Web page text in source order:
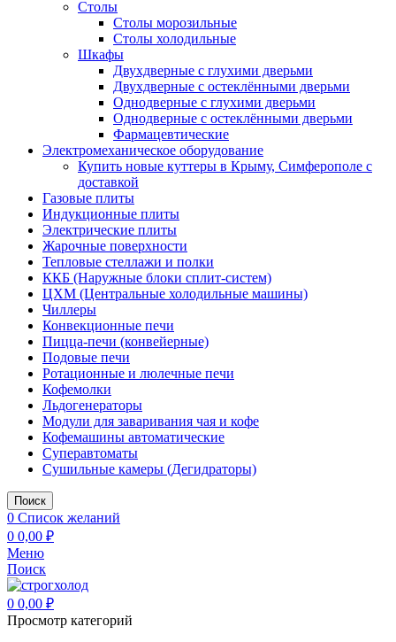
Столы
Столы морозильные
Столы холодильные
Шкафы
Двухдверные с глухими дверьми
Двухдверные с остеклёнными дверьми
Однодверные с глухими дверьми
Однодверные с остеклёнными дверьми
Фармацевтические
Электромеханическое оборудование
Купить новые куттеры в Крыму, Симферополе с
доставкой
Газовые плиты
Индукционные плиты
Электрические плиты
Жарочные поверхности
Тепловые стеллажи и полки
ККБ (Наружные блоки сплит-систем)
ЦХМ (Центральные холодильные машины)
Чиллеры
Конвекционные печи
Пицца-печи (конвейерные)
Подовые печи
Ротационные и люлечные печи
Кофемолки
Льдогенераторы
Модули для заваривания чая и кофе
Кофемашины автоматические
Суперавтоматы
Сушильные камеры (Дегидраторы)
Поиск
0 Список желаний
0 0,00 ₽
Меню
Поиск
0 0,00 ₽
Просмотр категорий